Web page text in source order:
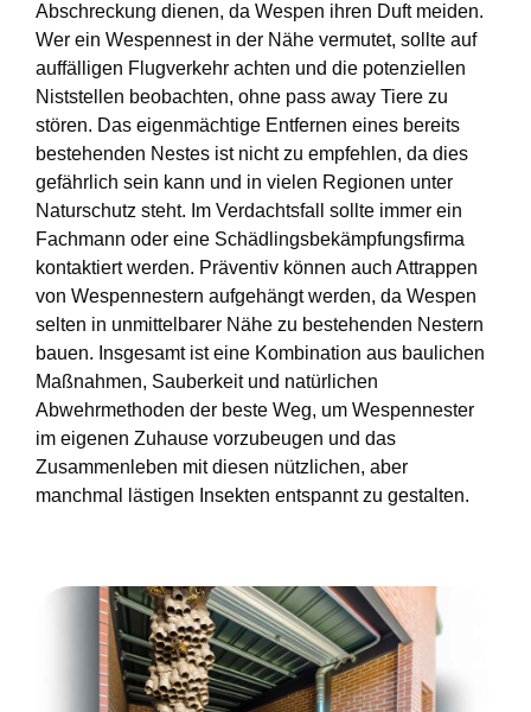
Abschreckung dienen, da Wespen ihren Duft meiden.
Wer ein Wespennest in der Nähe vermutet, sollte auf
auffälligen Flugverkehr achten und die potenziellen
Niststellen beobachten, ohne pass away Tiere zu
stören. Das eigenmächtige Entfernen eines bereits
bestehenden Nestes ist nicht zu empfehlen, da dies
gefährlich sein kann und in vielen Regionen unter
Naturschutz steht. Im Verdachtsfall sollte immer ein
Fachmann oder eine Schädlingsbekämpfungsfirma
kontaktiert werden. Präventiv können auch Attrappen
von Wespennestern aufgehängt werden, da Wespen
selten in unmittelbarer Nähe zu bestehenden Nestern
bauen. Insgesamt ist eine Kombination aus baulichen
Maßnahmen, Sauberkeit und natürlichen
Abwehrmethoden der beste Weg, um Wespennester
im eigenen Zuhause vorzubeugen und das
Zusammenleben mit diesen nützlichen, aber
manchmal lästigen Insekten entspannt zu gestalten.